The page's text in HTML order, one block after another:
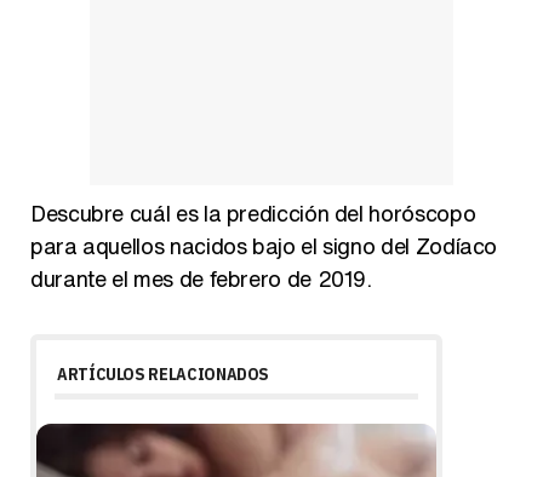
Descubre cuál es la predicción del horóscopo
para aquellos nacidos bajo el signo del Zodíaco
durante el mes de febrero de 2019.
ARTÍCULOS RELACIONADOS